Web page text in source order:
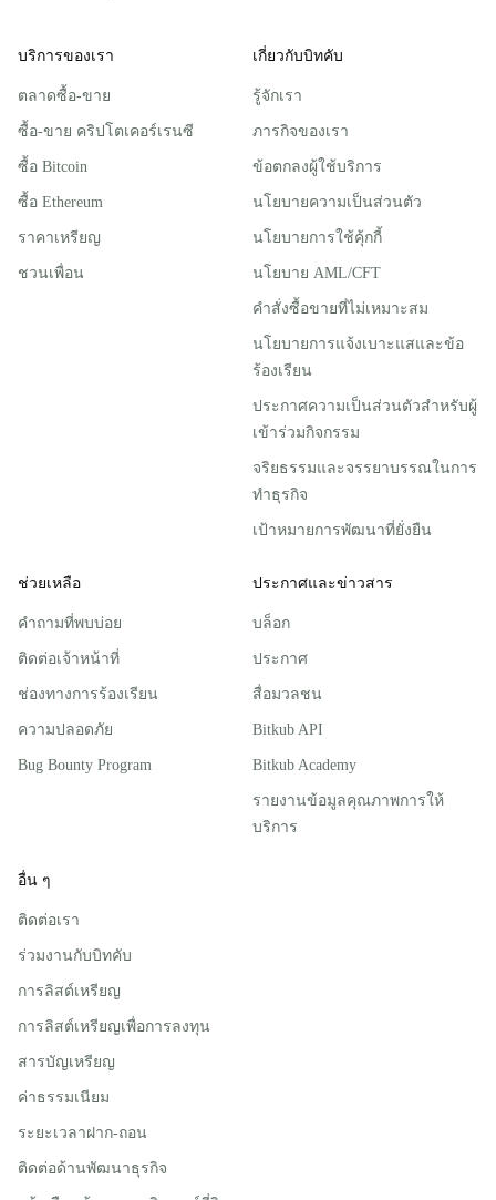
บริการของเรา
ตลาดซื้อ-ขาย
ซื้อ-ขาย คริปโตเคอร์เรนซี
ซื้อ Bitcoin
ซื้อ Ethereum
ราคาเหรียญ
ชวนเพื่อน
เกี่ยวกับบิทคับ
รู้จักเรา
ภารกิจของเรา
ข้อตกลงผู้ใช้บริการ
นโยบายความเป็นส่วนตัว
นโยบายการใช้คุ้กกี้
นโยบาย AML/CFT
คำสั่งซื้อขายที่ไม่เหมาะสม
นโยบายการแจ้งเบาะแสและข้อ
ร้องเรียน
ประกาศความเป็นส่วนตัวสําหรับผู้
เข้าร่วมกิจกรรม
จริยธรรมและจรรยาบรรณในการ
ทำธุรกิจ
เป้าหมายการพัฒนาที่ยั่งยืน
ช่วยเหลือ
คำถามที่พบบ่อย
ติดต่อเจ้าหน้าที่
ช่องทางการร้องเรียน
ความปลอดภัย
Bug Bounty Program
ประกาศและข่าวสาร
บล็อก
ประกาศ
สื่อมวลชน
Bitkub API
Bitkub Academy
รายงานข้อมูลคุณภาพการให้
บริการ
อื่น ๆ
ติดต่อเรา
ร่วมงานกับบิทคับ
การลิสต์เหรียญ
การลิสต์เหรียญเพื่อการลงทุน
สารบัญเหรียญ
ค่าธรรมเนียม
ระยะเวลาฝาก-ถอน
ติดต่อด้านพัฒนาธุรกิจ